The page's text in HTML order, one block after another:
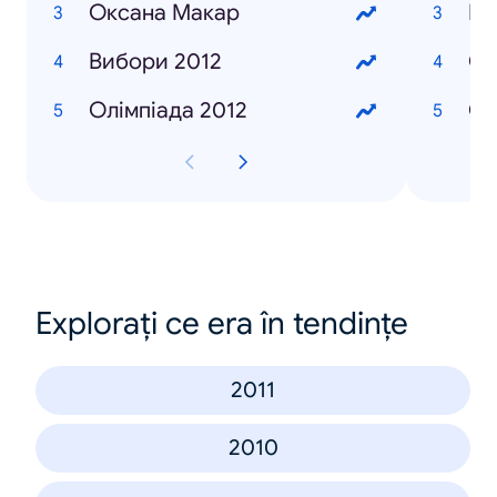
Оксана Макар
Вибори 2012
Олімпіада 2012
Explorați ce era în tendințe
2011
2010